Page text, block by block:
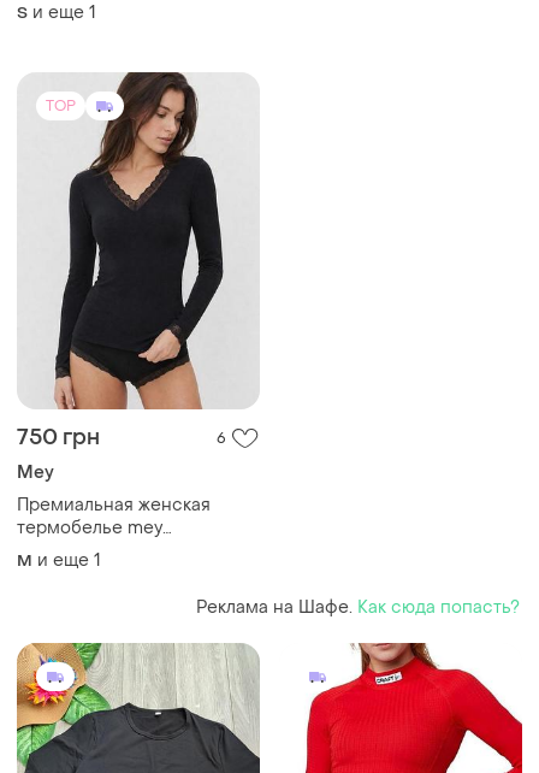
S и еще 1
TOP
750 грн 6
Mey
Премиальная женская
термобелье mey
бесшовное из шелковой
шерсти m l
M и еще 1
Реклама на Шафе. Как сюда попасть?